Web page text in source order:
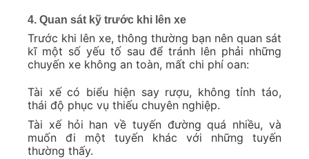
4. Quan sát kỹ trước khi lên xe
Trước khi lên xe, thông thường bạn nên quan sát
kĩ một số yếu tố sau để tránh lên phải những
chuyến xe không an toàn, mất chi phí oan:
Tài xế có biểu hiện say rượu, không tỉnh táo,
thái độ phục vụ thiếu chuyên nghiệp.
Tài xế hỏi han về tuyến đường quá nhiều, và
muốn đi một tuyến khác với những tuyến
thường thấy.